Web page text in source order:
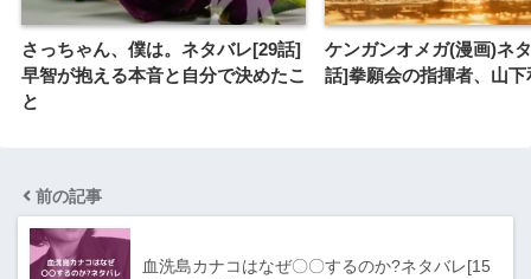
さっちゃん、僕は。ネタバレ[29話]
早智が抱える本音と自分で決めたこ
と
ケンガンオメガ(漫画)ネ
話]拳願会の指揮者、山下
前の記事
血洗島カナコはなぜ〇〇するのか?ネタバレ[15